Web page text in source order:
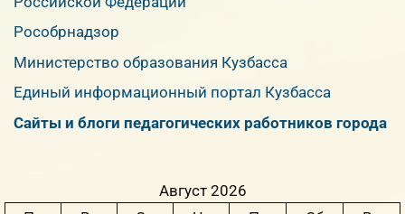
Пн
Вт Ср Чт Пт Сб Вс